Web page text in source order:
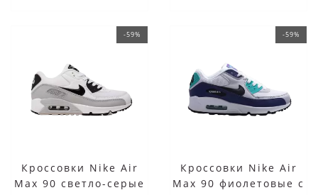
-59%
Кроссовки Nike Air
Max 90 светло-серые
-59%
Кроссовки Nike Air
Max 90 фиолетовые с